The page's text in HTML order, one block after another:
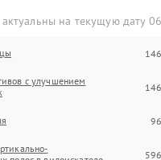
на текущую дату
с улучшением